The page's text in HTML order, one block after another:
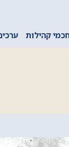
קהילות